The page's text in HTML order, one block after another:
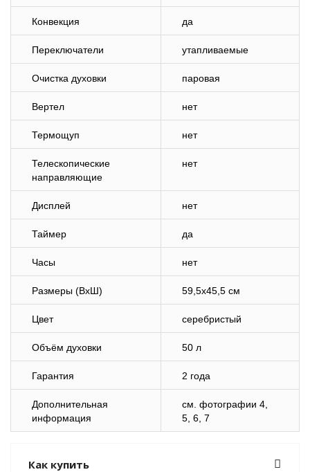
Конвекция да
Переключатели утапливаемые
Очистка духовки паровая
Вертел нет
Термощуп нет
Телескопические
направляющие
нет
Дисплей нет
Таймер да
Часы нет
Размеры (ВхШ) 59,5х45,5 см
Цвет серебристый
Объём духовки 50 л
Гарантия 2 года
Дополнительная
информация
cм. фотографии 4,
5, 6, 7
Как купить